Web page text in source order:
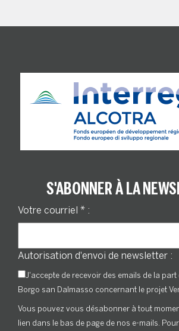
S'ABONNER À LA
Votre courriel * :
Autorisation d'envoi de newsletter :
J'accepte de recevoir des emails de la
Borgo san Dalmasso concernant le projet
Vous pouvez vous désabonner à tout
lien dans le bas de page de nos e-mails.